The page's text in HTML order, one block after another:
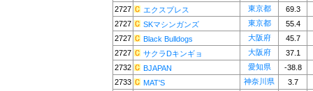
2727
エクスプレス 東京都
69.3
2727
SKマシンガンズ 東京都
55.4
2727
Black Bulldogs 大阪府
45.7
2727
サクラDキンギョ 大阪府
37.1
2732
BJAPAN 愛知県
-38.8
2733
MAT'S 神奈川県
3.7